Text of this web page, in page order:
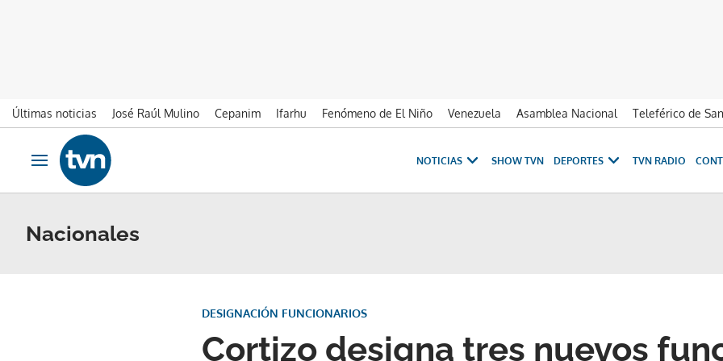
Últimas noticias José Raúl Mulino Cepanim Ifarhu Fenómeno de El Niño Venezuela Asamblea Nacional Teleférico de
Ir al contenido
Obrir navegació
NOTICIAS SHOW TVN DEPORTES TVN RADIO
Nacionales
Cortizo designa tres nuevos
DESIGNACIÓN FUNCIONARIOS